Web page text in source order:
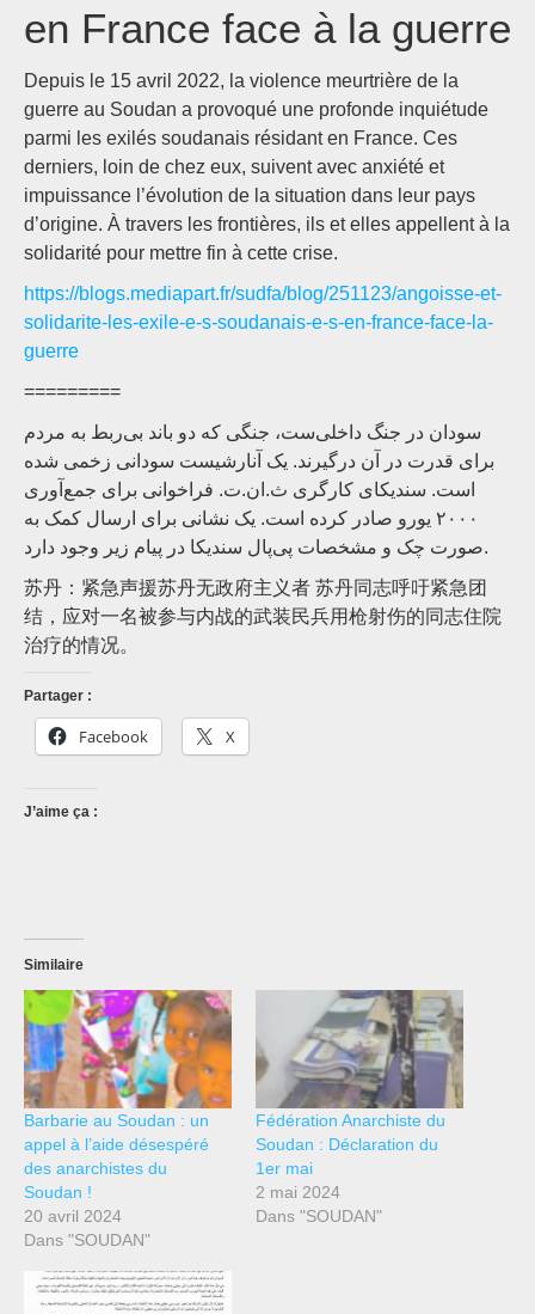
en France face à la guerre
Depuis le 15 avril 2022, la violence meurtrière de la
guerre au Soudan a provoqué une profonde inquiétude
parmi les exilés soudanais résidant en France. Ces
derniers, loin de chez eux, suivent avec anxiété et
impuissance l’évolution de la situation dans leur pays
d’origine. À travers les frontières, ils et elles appellent à la
solidarité pour mettre fin à cette crise.
https://blogs.mediapart.fr/sudfa/blog/251123/angoisse-et-
solidarite-les-exile-e-s-soudanais-e-s-en-france-face-la-
guerre
=========
سودان در جنگ داخلی‌ست، جنگی که دو باند بی‌ربط به مردم
برای قدرت در آن درگیرند. یک آنارشیست سودانی زخمی شده
است. سندیکای کارگری ث.ان.ت. فراخوانی برای جمع‌آوری
۲۰۰۰ یورو صادر کرده است. یک نشانی برای ارسال کمک به
صورت چک و مشخصات پی‌پال سندیکا در پیام زیر وجود دارد.
苏丹：紧急声援苏丹无政府主义者 苏丹同志呼吁紧急团
结，应对一名被参与内战的武装民兵用枪射伤的同志住院
治疗的情况。
Partager :
Facebook X
J’aime ça :
Similaire
Barbarie au Soudan : un
appel à l’aide désespéré
des anarchistes du
Soudan !
20 avril 2024
Dans "SOUDAN"
Fédération Anarchiste du
Soudan : Déclaration du
1er mai
2 mai 2024
Dans "SOUDAN"